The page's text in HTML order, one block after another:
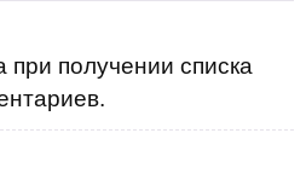
получении списка